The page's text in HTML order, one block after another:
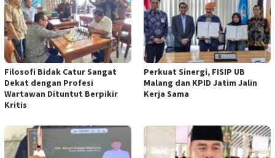
Filosofi Bidak Catur Sangat
Dekat dengan Profesi
Wartawan Dituntut Berpikir
Kritis
Perkuat Sinergi, FISIP UB
Malang dan KPID Jatim Jalin
Kerja Sama